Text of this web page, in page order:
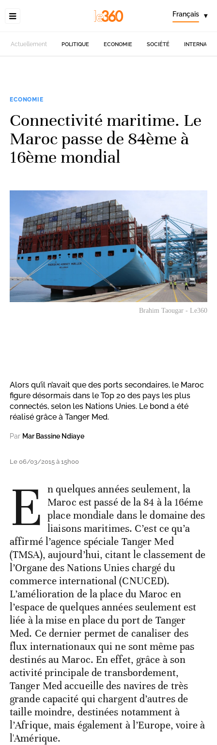
Français ▾
Actuellement POLITIQUE ECONOMIE SOCIÉTÉ
ECONOMIE
Connectivité maritime. Le
Maroc passe de 84ème à
16ème mondial
Brahim Taougar - Le360
Alors qu’il n’avait que des ports secondaires, le Maroc
figure désormais dans le Top 20 des pays les plus
connectés, selon les Nations Unies. Le bond a été
réalisé grâce à Tanger Med.
Par Mar Bassine Ndiaye
Le 06/03/2015 à 15h00
E n quelques années seulement, la
Maroc est passé de la 84 à la 16éme
place mondiale dans le domaine des
liaisons maritimes. C’est ce qu’a
affirmé l’agence spéciale Tanger Med
(TMSA), aujourd’hui, citant le classement de
l’Organe des Nations Unies chargé du
commerce international (CNUCED).
L’amélioration de la place du Maroc en
l’espace de quelques années seulement est
liée à la mise en place du port de Tanger
Med. Ce dernier permet de canaliser des
flux internationaux qui ne sont même pas
destinés au Maroc. En effet, grâce à son
activité principale de transbordement,
Tanger Med accueille des navires de très
grande capacité qui chargent d’autres de
taille moindre, destinées notamment à
l’Afrique, mais également à l’Europe, voire à
l'Amérique.